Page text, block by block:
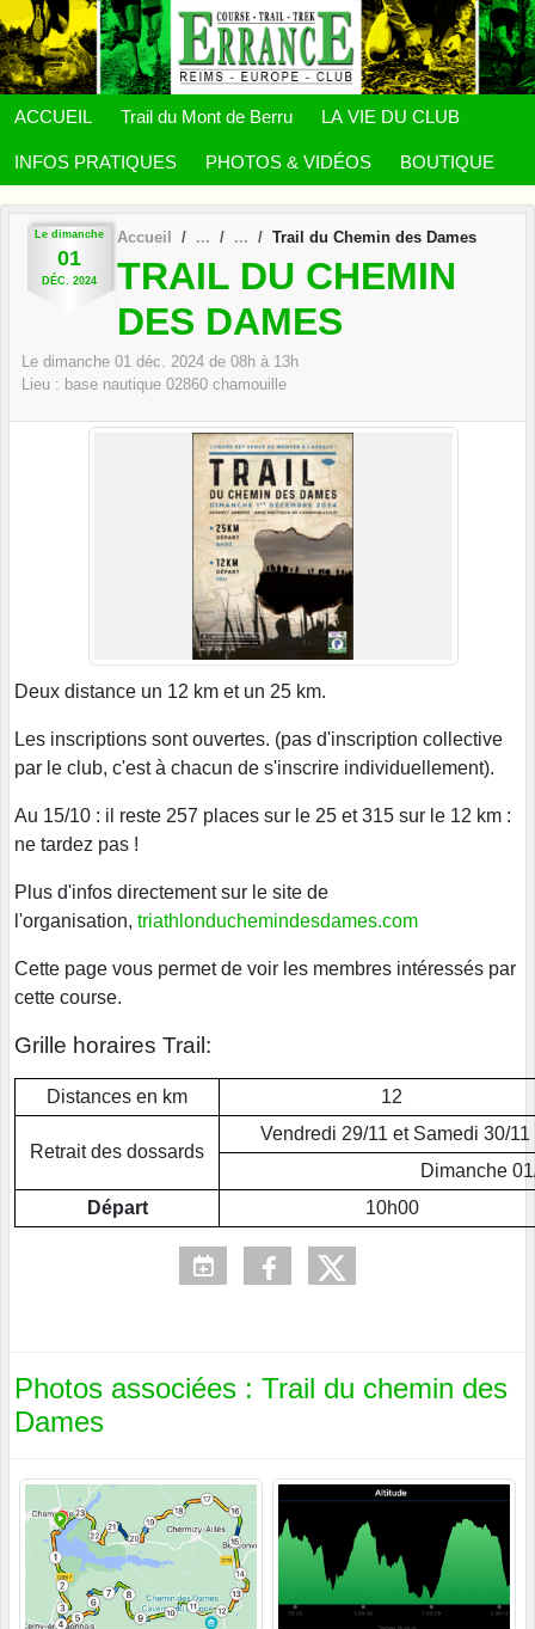
ACCUEIL Trail du Mont de Berru LA VIE DU CLUB
INFOS PRATIQUES PHOTOS & VIDÉOS BOUTIQUE
Le dimanche
01
DÉC. 2024
Accueil Trail du Chemin des Dames
TRAIL DU CHEMIN
DES DAMES
Le dimanche 01 déc. 2024 de 08h à 13h
Lieu : base nautique 02860 chamouille
Deux distance un 12 km et un 25 km.
Les inscriptions sont ouvertes. (pas d'inscription collective
par le club, c'est à chacun de s'inscrire individuellement).
Au 15/10 : il reste 257 places sur le 25 et 315 sur le 12 km :
ne tardez pas !
Plus d'infos directement sur le site de
l'organisation, triathlonduchemindesdames.com
Cette page vous permet de voir les membres intéressés par
cette course.
Grille horaires Trail:
Distances en km 12
Retrait des dossards
Vendredi 29/11 et Samedi 30/
Dimanche
Départ
10h00
Photos associées : Trail du chemin des
Dames
Panneau de gestion des cookies